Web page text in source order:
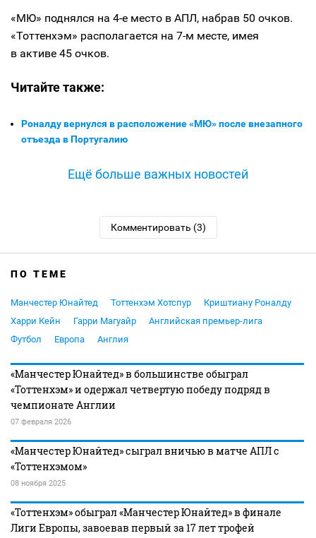
«МЮ» поднялся на 4-е место в АПЛ, набрав 50 очков.
«Тоттенхэм» располагается на 7-м месте, имея
в активе 45 очков.
Читайте также:
Роналду вернулся в расположение «МЮ» после внезапного
отъезда в Португалию
Ещё больше важных новостей
Комментировать (3)
ПО ТЕМЕ
Манчестер Юнайтед Тоттенхэм Хотспур
Криштиану Роналду
Харри Кейн
Гарри Магуайр
Английская премьер-лига
Футбол
Европа Англия
«Манчестер Юнайтед» в большинстве обыграл
«Тоттенхэм» и одержал четвертую победу подряд в
чемпионате Англии
07 февраля 2026
«Манчестер Юнайтед» сыграл вничью в матче АПЛ с
«Тоттенхэмом»
08 ноября 2025
«Тоттенхэм» обыграл «Манчестер Юнайтед» в финале
Лиги Европы, завоевав первый за 17 лет трофей